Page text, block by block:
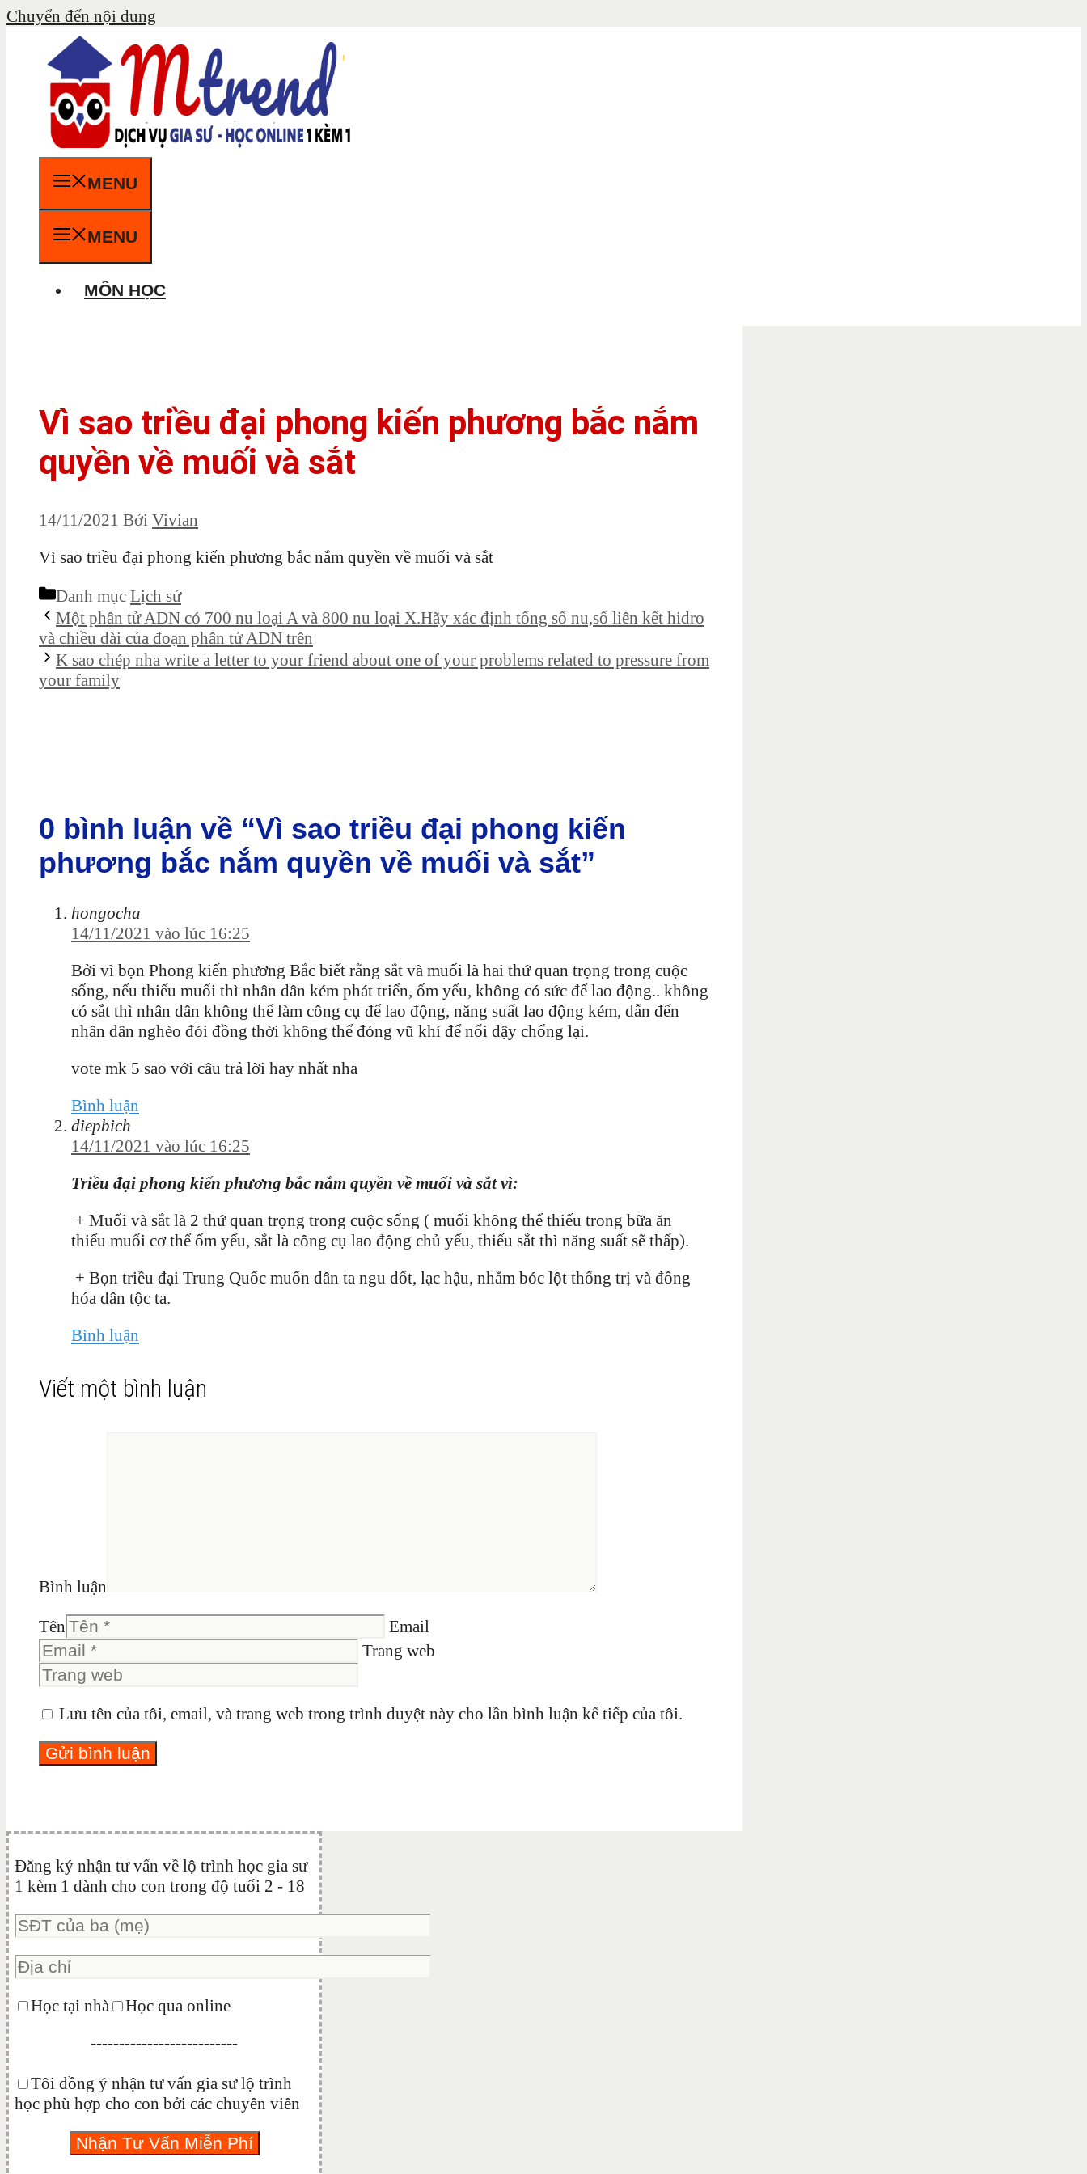
Chuyển đến nội dung
MENU
MENU
MÔN HỌC
Vì sao triều đại phong kiến phương bắc nắm
quyền về muối và sắt
14/11/2021 Bởi Vivian
Vì sao triều đại phong kiến phương bắc nắm quyền về muối và sắt
Danh mục Lịch sử
Một phân tử ADN có 700 nu loại A và 800 nu loại X.Hãy xác định tổng số nu,số liên kết hidro
và chiều dài của đoạn phân tử ADN trên
K sao chép nha write a letter to your friend about one of your problems related to pressure from
your family
0 bình luận về “Vì sao triều đại phong kiến
phương bắc nắm quyền về muối và sắt”
hongocha
14/11/2021 vào lúc 16:25
Bởi vì bọn Phong kiến phương Bắc biết rằng sắt và muối là hai thứ quan trọng trong cuộc
sống, nếu thiếu muối thì nhân dân kém phát triển, ốm yếu, không có sức để lao động.. không
có sắt thì nhân dân không thể làm công cụ để lao động, năng suất lao động kém, dẫn đến
nhân dân nghèo đói đồng thời không thể đóng vũ khí để nổi dậy chống lại.
vote mk 5 sao với câu trả lời hay nhất nha
Bình luận
diepbich
14/11/2021 vào lúc 16:25
Triều đại phong kiến phương bắc nắm quyền về muối và sắt vì:
+ Muối và sắt là 2 thứ quan trọng trong cuộc sống ( muối không thể thiếu trong bữa ăn
thiếu muối cơ thể ốm yếu, sắt là công cụ lao động chủ yếu, thiếu sắt thì năng suất sẽ thấp).
+ Bọn triều đại Trung Quốc muốn dân ta ngu dốt, lạc hậu, nhằm bóc lột thống trị và đồng
hóa dân tộc ta.
Bình luận
Viết một bình luận
Bình luận
Tên
Email
Trang web
Lưu tên của tôi, email, và trang web trong trình duyệt này cho lần bình luận kế tiếp của tôi.
Đăng ký nhận tư vấn về lộ trình học gia sư
1 kèm 1 dành cho con trong độ tuổi 2 - 18
Học tại nhà
Học qua online
--------------------------
Tôi đồng ý nhận tư vấn gia sư lộ trình
học phù hợp cho con bởi các chuyên viên